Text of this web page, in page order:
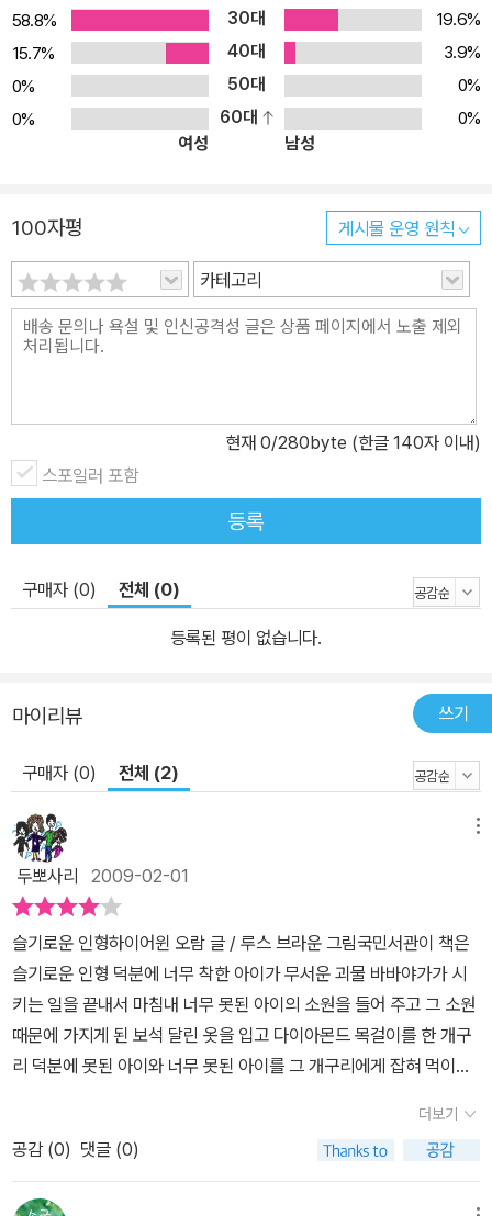
58.8%
30대
19.6%
15.7%
40대
3.9%
0%
50대
0%
0%
60대
0%
여성
남성
100자평 게시물 운영 원칙
카테고리
현재 0/280byte (한글 140자 이내)
스포일러 포함
등록
구매자 (0) 전체 (0)
등록된 평이 없습니다.
마이리뷰 쓰기
구매자 (0) 전체 (2)
두뽀사리 2009-02-01
슬기로운 인형하이어윈 오람 글 / 루스 브라운 그림국민서관이 책은
슬기로운 인형 덕분에 너무 착한 아이가 무서운 괴물 바바야가가 시
키는 일을 끝내서 마침내 너무 못된 아이의 소원을 들어 주고 그 소원
때문에 가지게 된 보석 달린 옷을 입고 다이아몬드 목걸이를 한 개구
리 덕분에 못된 아이와 너무 못된 아이를 그 개구리에게 잡혀 먹이게
더보기
공감 (0) 댓글 (0)